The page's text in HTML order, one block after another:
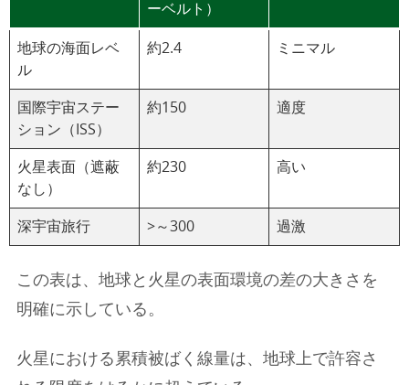
ーベルト）
地球の海面レベ
ル
約2.4 ミニマル
国際宇宙ステー
ション（ISS）
約150 適度
火星表面（遮蔽
なし）
約230 高い
深宇宙旅行 >～300 過激
この表は、地球と火星の表面環境の差の大きさを
明確に示している。
火星における累積被ばく線量は、地球上で許容さ